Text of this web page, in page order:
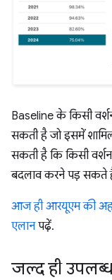
Baseline के किसी
सकती है जो इसमें
सकती है कि किसी
बदलाव करने पड़ सकते
आज ही आरयूएम की
एलानपढ़ें.
जल्द ही